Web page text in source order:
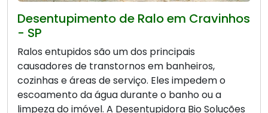
Desentupimento de Ralo em Cravinhos
- SP
Ralos entupidos são um dos principais
causadores de transtornos em banheiros,
cozinhas e áreas de serviço. Eles impedem o
escoamento da água durante o banho ou a
limpeza do imóvel. A Desentupidora Bio Soluções